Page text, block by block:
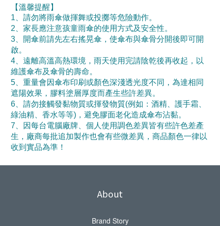
【溫馨提醒】
1、請勿將雨傘做揮舞或投擲等危險動作。
2、家長應注意孩童雨傘的使用方式及安全性。
3、開傘前請先左右搖晃傘，使傘布與傘骨分開後即可開
啟。
4、遠離高溫高熱環境，雨天使用完請陰乾後再收起，以
維護傘布及傘骨的壽命。
5、重量會因傘布印刷或顏色深淺透光度不同，為達相同
遮陽效果，膠料塗層厚度而產生些許差異。
6、請勿接觸發黏物質或揮發物質(例如：酒精、護手霜、
綠油精、香水等等)，避免膠面老化造成傘布沾黏。
7、因每台電腦廠牌、個人使用調色差異皆有些許色差產
生，廠商每批追加製作也會有些微差異，商品顏色一律以
收到實品為準！
About
Brand Story